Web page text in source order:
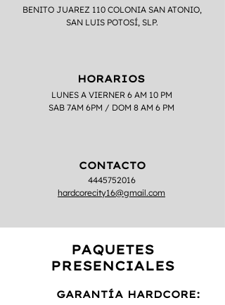
BENITO JUAREZ 110 COLONIA SAN ATONIO,
SAN LUIS POTOSÍ, SLP.
HORARIOS
LUNES A VIERNER 6 AM 10 PM
SAB 7AM 6PM / DOM 8 AM 6 PM
CONTACTO
4445752016
hardcorecity16@gmail.com
PAQUETES
PRESENCIALES
GARANTÍA HARDCORE: